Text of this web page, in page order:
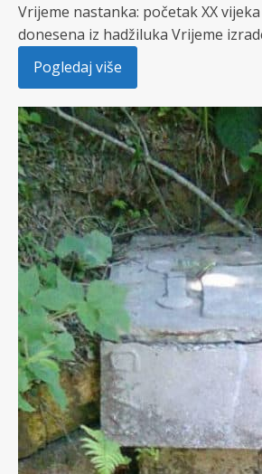
Vrijeme nastanka: početak XX
donesena iz hadžiluka Vrijeme
Pogledaj više